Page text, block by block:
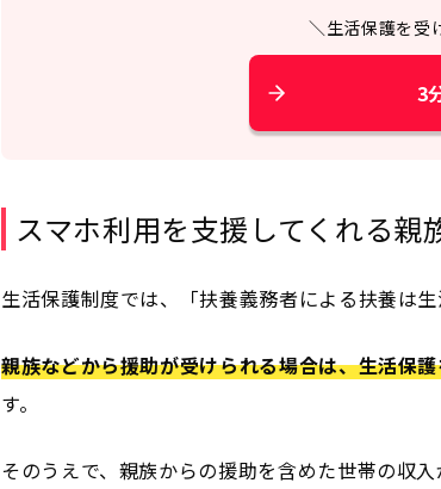
＼生活保護を受
3
スマホ利用を支援してくれる
生活保護制度では、「扶養義務者による扶養は
親族などから援助が受けられる場合は、生活保
す。
そのうえで、親族からの援助を含めた世帯の収